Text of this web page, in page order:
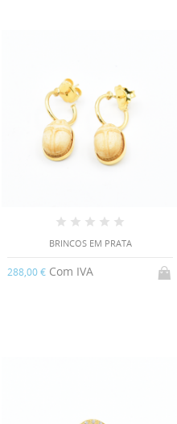
BRINCOS EM PRATA
288,00 € Com IVA